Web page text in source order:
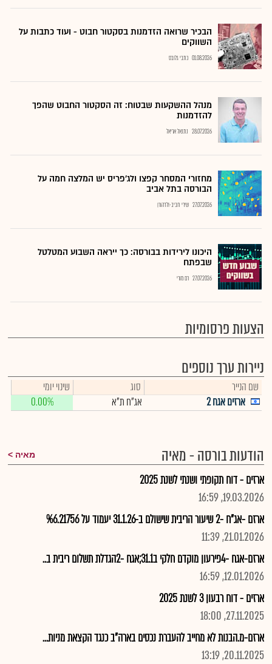
הבכיר שרואה הזדמנות בסקטור חבוט - ועוד כתבות על
השווקים
01.08.2026 כתבי גלובס
מנהל ההשקעות שבטוח: זה הסקטור החבוט שהפך
להזדמנות
28.07.2026 נתנאל אריאל
מחזורי המסחר קפצו ולג'פריס יש המלצה חמה על
הבורסה בתל אביב
27.07.2026 שירי חביב-ולדהורן
היכונו לירידות בבורסה: כך ייראה השבוע המטלטל
שבפתח
27.07.2026 רם מורי
הצעות פרסומיות
ניירות ערך נוספים
שם הנייר סוג
שינוי יומי
ארזים אגח 2
אג"ח ת"א 0.00%
הודעות בורסה - מאיה מאיה
ארזים - דוח תקופתי ושנתי לשנת 2025
19.03.2026, 16:59
ארזם -אג"ח -2 שיעור הריבית שישולם ב-31.1.26 יעמוד על %6.21756
21.01.2026, 11:39
ארזם-אגח -4פירעון מוקדם חלקי ב31.1;אגח -2הגדלת תשלום ריבית ב..
12.01.2026, 16:59
ארזים - דוח רבעון 3 לשנת 2025
27.11.2025, 18:00
ארזם-מ.הבנות לא מחייב להעברת נכסים בארה"ב כנגד הקצאת מניות...
20.11.2025, 13:19